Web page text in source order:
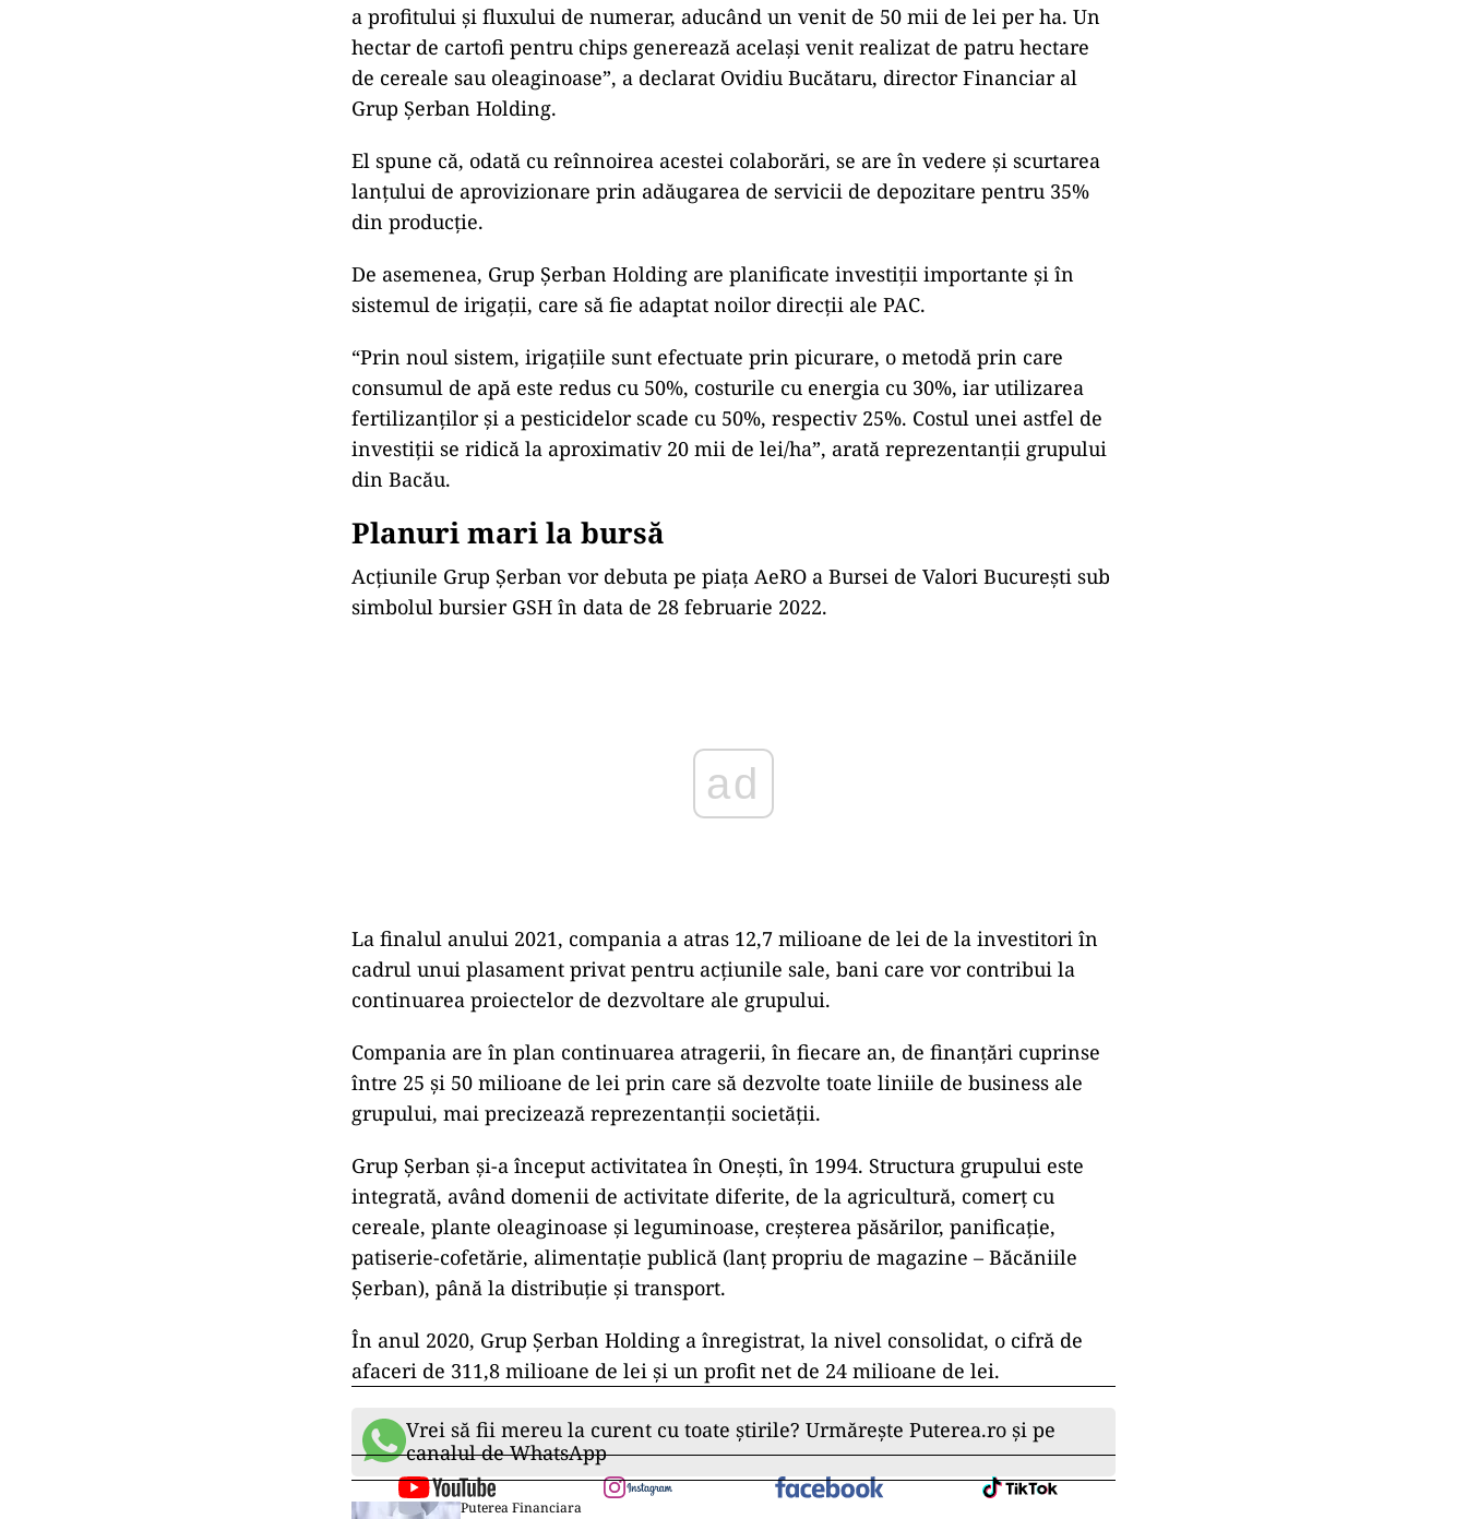
a profitului și fluxului de numerar, aducând un venit de 50 mii de lei per ha. Un
hectar de cartofi pentru chips generează același venit realizat de patru hectare
de cereale sau oleaginoase”, a declarat Ovidiu Bucătaru, director Financiar al
Grup Șerban Holding.
El spune că, odată cu reînnoirea acestei colaborări, se are în vedere și scurtarea
lanțului de aprovizionare prin adăugarea de servicii de depozitare pentru 35%
din producție.
De asemenea, Grup Șerban Holding are planificate investiții importante și în
sistemul de irigații, care să fie adaptat noilor direcții ale PAC.
“Prin noul sistem, irigațiile sunt efectuate prin picurare, o metodă prin care
consumul de apă este redus cu 50%, costurile cu energia cu 30%, iar utilizarea
fertilizanților și a pesticidelor scade cu 50%, respectiv 25%. Costul unei astfel de
investiții se ridică la aproximativ 20 mii de lei/ha”, arată reprezentanții grupului
din Bacău.
Planuri mari la bursă
Acțiunile Grup Șerban vor debuta pe piața AeRO a Bursei de Valori București sub
simbolul bursier GSH în data de 28 februarie 2022.
ad
La finalul anului 2021, compania a atras 12,7 milioane de lei de la investitori în
cadrul unui plasament privat pentru acțiunile sale, bani care vor contribui la
continuarea proiectelor de dezvoltare ale grupului.
Compania are în plan continuarea atragerii, în fiecare an, de finanțări cuprinse
între 25 și 50 milioane de lei prin care să dezvolte toate liniile de business ale
grupului, mai precizează reprezentanții societății.
Grup Șerban și-a început activitatea în Onești, în 1994. Structura grupului este
integrată, având domenii de activitate diferite, de la agricultură, comerț cu
cereale, plante oleaginoase și leguminoase, creșterea păsărilor, panificație,
patiserie-cofetărie, alimentație publică (lanț propriu de magazine – Băcăniile
Șerban), până la distribuție și transport.
În anul 2020, Grup Șerban Holding a înregistrat, la nivel consolidat, o cifră de
afaceri de 311,8 milioane de lei și un profit net de 24 milioane de lei.
Vrei să fii mereu la curent cu toate știrile? Urmărește Puterea.ro și pe
canalul de WhatsApp
Puterea Financiara